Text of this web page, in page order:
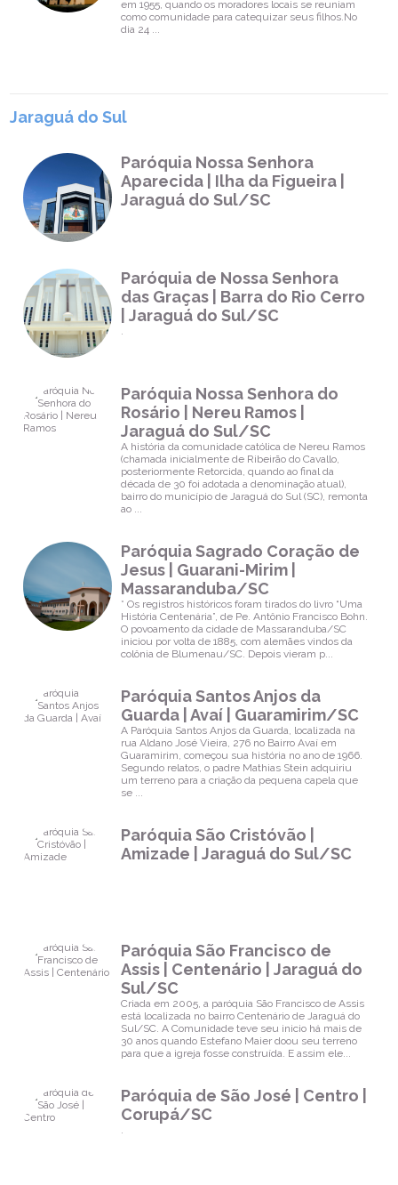
em 1955, quando os moradores locais se reuniam
como comunidade para catequizar seus filhos.No
dia 24 ...
Jaraguá do Sul
Paróquia Nossa Senhora
Aparecida | Ilha da Figueira |
Jaraguá do Sul/SC
Paróquia de Nossa Senhora
das Graças | Barra do Rio Cerro
| Jaraguá do Sul/SC
.
Paróquia Nossa Senhora do
Rosário | Nereu Ramos |
Jaraguá do Sul/SC
A história da comunidade católica de Nereu Ramos
(chamada inicialmente de Ribeirão do Cavallo,
posteriormente Retorcida, quando ao final da
década de 30 foi adotada a denominação atual),
bairro do município de Jaraguá do Sul (SC), remonta
ao ...
Paróquia Sagrado Coração de
Jesus | Guarani-Mirim |
Massaranduba/SC
* Os registros históricos foram tirados do livro “Uma
História Centenária”, de Pe. Antônio Francisco Bohn.
O povoamento da cidade de Massaranduba/SC
iniciou por volta de 1885, com alemães vindos da
colônia de Blumenau/SC. Depois vieram p...
Paróquia Santos Anjos da
Guarda | Avaí | Guaramirim/SC
A Paróquia Santos Anjos da Guarda, localizada na
rua Aldano José Vieira, 276 no Bairro Avaí em
Guaramirim, começou sua história no ano de 1966.
Segundo relatos, o padre Mathias Stein adquiriu
um terreno para a criação da pequena capela que
se ...
Paróquia São Cristóvão |
Amizade | Jaraguá do Sul/SC
Paróquia São Francisco de
Assis | Centenário | Jaraguá do
Sul/SC
Criada em 2005, a paróquia São Francisco de Assis
está localizada no bairro Centenário de Jaraguá do
Sul/SC. A Comunidade teve seu inicio há mais de
30 anos quando Estefano Maier doou seu terreno
para que a igreja fosse construída. E assim ele...
Paróquia de São José | Centro |
Corupá/SC
.